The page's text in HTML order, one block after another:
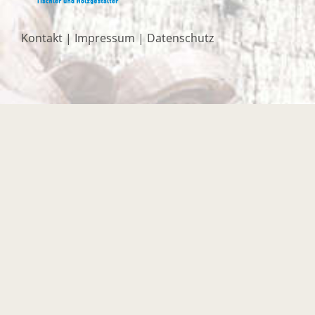
Kontakt | Impressum | Datenschutz